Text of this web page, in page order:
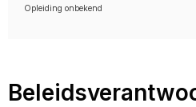
Opleiding onbekend